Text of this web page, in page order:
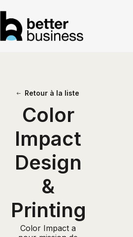
Retour à la liste
Color
Impact
Design
&
Printing
Color Impact a